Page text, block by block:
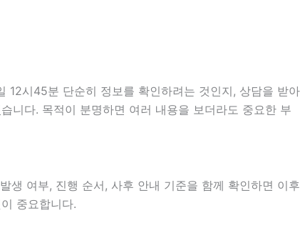
시45분 단순히 정보를 확인하려는 것인지, 상담을 받아
니다. 목적이 분명하면 여러 내용을 보더라도 중요한 부
생 여부, 진행 순서, 사후 안내 기준을 함께 확인하면 이후
중요합니다.